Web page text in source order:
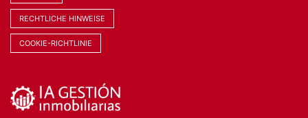
RECHTLICHE HINWEISE
COOKIE-RICHTLINIE